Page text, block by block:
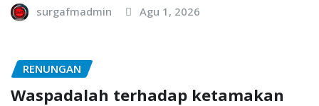
surgafmadmin Agu 1, 2026
RENUNGAN
Waspadalah terhadap ketamakan